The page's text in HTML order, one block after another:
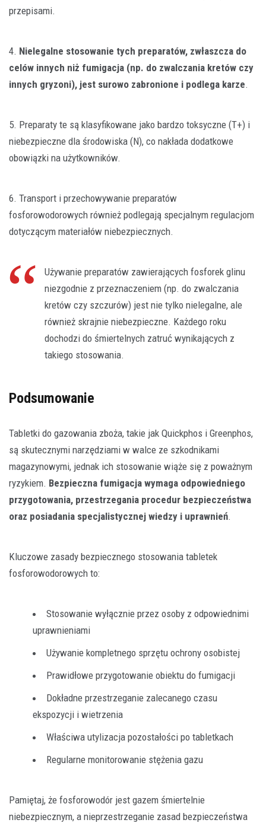
przepisami.
4. Nielegalne stosowanie tych preparatów, zwłaszcza do
celów innych niż fumigacja (np. do zwalczania kretów czy
innych gryzoni), jest surowo zabronione i podlega karze.
5. Preparaty te są klasyfikowane jako bardzo toksyczne (T+) i
niebezpieczne dla środowiska (N), co nakłada dodatkowe
obowiązki na użytkowników.
6. Transport i przechowywanie preparatów
fosforowodorowych również podlegają specjalnym regulacjom
dotyczącym materiałów niebezpiecznych.
Używanie preparatów zawierających fosforek glinu
niezgodnie z przeznaczeniem (np. do zwalczania
kretów czy szczurów) jest nie tylko nielegalne, ale
również skrajnie niebezpieczne. Każdego roku
dochodzi do śmiertelnych zatruć wynikających z
takiego stosowania.
Podsumowanie
Tabletki do gazowania zboża, takie jak Quickphos i Greenphos,
są skutecznymi narzędziami w walce ze szkodnikami
magazynowymi, jednak ich stosowanie wiąże się z poważnym
ryzykiem. Bezpieczna fumigacja wymaga odpowiedniego
przygotowania, przestrzegania procedur bezpieczeństwa
oraz posiadania specjalistycznej wiedzy i uprawnień.
Kluczowe zasady bezpiecznego stosowania tabletek
fosforowodorowych to:
Stosowanie wyłącznie przez osoby z odpowiednimi
uprawnieniami
Używanie kompletnego sprzętu ochrony osobistej
Prawidłowe przygotowanie obiektu do fumigacji
Dokładne przestrzeganie zalecanego czasu
ekspozycji i wietrzenia
Właściwa utylizacja pozostałości po tabletkach
Regularne monitorowanie stężenia gazu
Pamiętaj, że fosforowodór jest gazem śmiertelnie
niebezpiecznym, a nieprzestrzeganie zasad bezpieczeństwa